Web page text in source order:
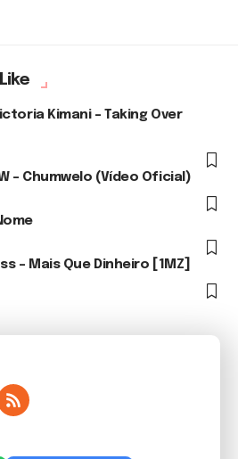
Kimani – Taking Over
– Chumwelo (Vídeo Oficial)
– Mais Que Dinheiro [1MZ]